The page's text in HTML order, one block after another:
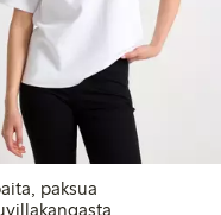
paksua